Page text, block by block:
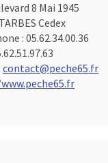
8 Mai 1945
Cedex
: 05.62.34.00.36
contact@peche65.fr